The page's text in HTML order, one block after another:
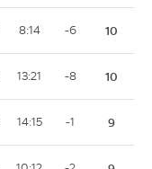
8:14 -6 10
13:21 -8 10
14:15 -1 9